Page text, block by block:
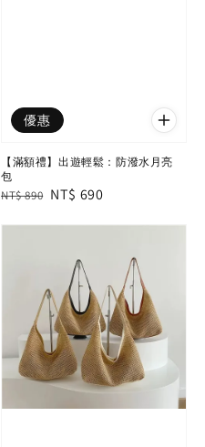
優惠
【滿額禮】出遊輕鬆：防潑水月亮
包
Regular
NT$ 890 Sale
NT$ 690